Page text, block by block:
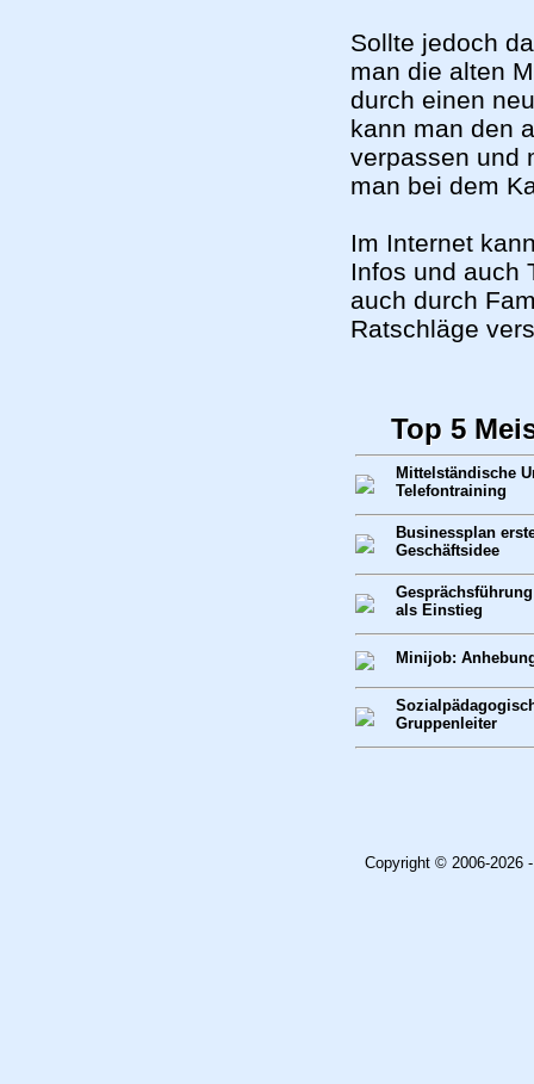
Sollte jedoch
man die alten
durch einen
kann man den
verpassen und
man bei dem
Im Internet
Infos und auch
auch durch
Ratschläge
Top 5
Mittelständische
Telefontraining
Businessplan
Geschäftsidee
als Einstieg
Minijob:
Gruppenleiter
Copyright © 2006-